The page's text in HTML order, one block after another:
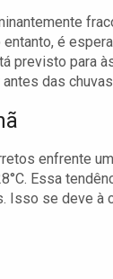
é
previsto para
das
enfrente
Essa
Isso se deve